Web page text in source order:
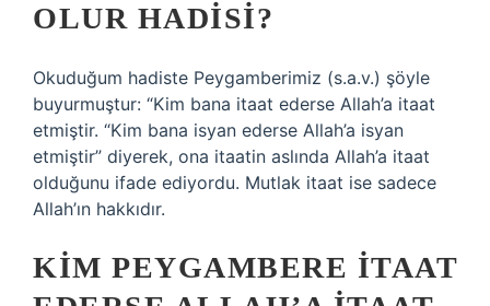
OLUR HADISI?
Okuduğum hadiste Peygamberimiz (s.a.v.) şöyle
buyurmuştur: “Kim bana itaat ederse Allah’a itaat
etmiştir. “Kim bana isyan ederse Allah’a isyan
etmiştir” diyerek, ona itaatin aslında Allah’a itaat
olduğunu ifade ediyordu. Mutlak itaat ise sadece
Allah’ın hakkıdır.
KIM PEYGAMBERE ITAAT